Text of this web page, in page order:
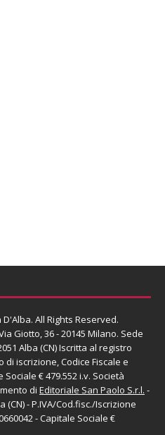
All Rights Reserved.
Giotto, 36 - 20145 Milano. Sede
Alba (CN) Iscritta al registro
di iscrizione, Codice Fiscale e
Sociale € 479.552 i.v. Società
di Editoriale San Paolo S.r.l. -
(CN) - P.IVA/Cod.fisc./Iscrizione
- Capitale Sociale €